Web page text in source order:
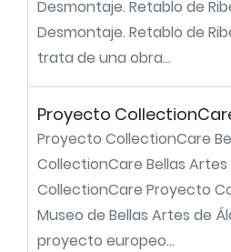
Desmontaje. Retablo de
Desmontaje. Retablo de
trata de una obra...
Proyecto
Proyecto CollectionCare
CollectionCare Bellas
CollectionCare Proyecto
Museo de Bellas Artes de
proyecto europeo...